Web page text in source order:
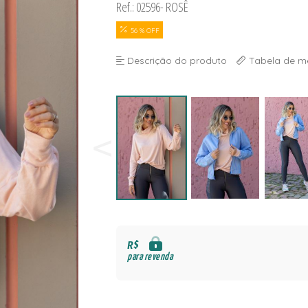
Ref.: 02596- ROSÊ
56 % OFF
Descrição do produto Tabela de
R$
para revenda